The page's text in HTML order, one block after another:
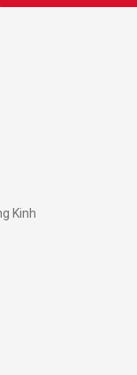
Kinh